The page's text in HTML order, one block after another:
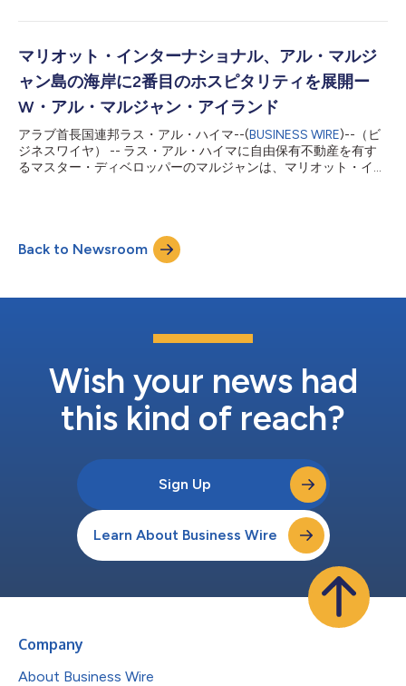
事業は、ライフスタイル、不動産、ホスピタリティの分野から数
を加速すると見込まれています。地域の主要な持続可能な投資
先・観光のゲートウェイとしてのRAK（ラス・アル・ハイマ）の
進化における変革の触媒となるマルジャン・ビーチは、GCC地域
におけるウォーターフロント生活の新たな基準を確立します。
このデスティネーションは、アクセスの良さと暮らしやすさがシ
ームレスに融合するよう戦略的に設計されており、居住者と観光
客の両方にラグジュアリーなライフスタイルを提供します。完成
後は、12,000室のホテルと22,000戸の住戸を擁するエリアとな
マリオット・インターナショナル、アル・マルジ
ャン島の海岸に2番目のホスピタリティを展開ー
W・アル・マルジャン・アイランド
アラブ首長国連邦ラス・アル・ハイマ--(BUSINESS WIRE)--（ビ
ジネスワイヤ） -- ラス・アル・ハイマに自由保有不動産を有す
るマスター・ディベロッパーのマルジャンは、マリオット・イン
ル・マルジャン・アイランドは、マリオット・インターナショナ
ルの島内2番目のホスピタリティ事業となるだけでなく、ラス・
アル・ハイマにおけるWホテルの初のホテルとなり、ブランドの
長国北部へもたらします。 美しいアラビア半島を背景に、ヤナ
位置するこのホテルは、世界中を旅する人々にとって、この活気
にあふれるレジャー先の魅力をさらに高めることになることでし
ム、WETデッキ、Wラウンジ、Awayスパ、FITフィットネスセン
ターなどの特徴的なスペースや、3つのレスト...
Back to Newsroom
Wish your news had
this kind of reach?
Sign Up
Learn About Business Wire
Company
About Business Wire